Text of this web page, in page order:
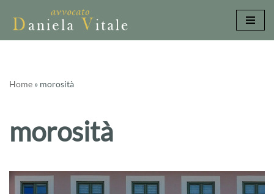
Vai
Home » morosità
morosità